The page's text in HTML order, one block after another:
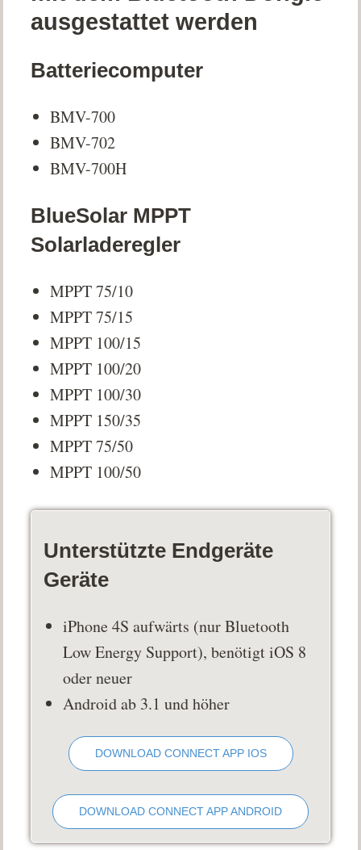
ausgestattet werden
Batteriecomputer
BMV-700
BMV-702
BMV-700H
BlueSolar MPPT
Solarladeregler
MPPT 75/10
MPPT 75/15
MPPT 100/15
MPPT 100/20
MPPT 100/30
MPPT 150/35
MPPT 75/50
MPPT 100/50
Unterstützte Endgeräte
Geräte
iPhone 4S aufwärts (nur Bluetooth
Low Energy Support), benötigt iOS 8
oder neuer
Android ab 3.1 und höher
DOWNLOAD CONNECT APP IOS
DOWNLOAD CONNECT APP ANDROID